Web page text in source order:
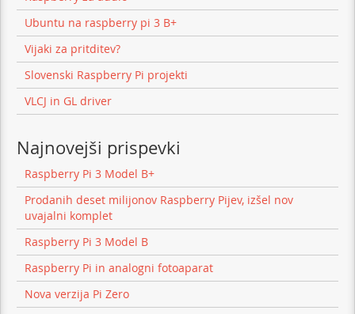
Ubuntu na raspberry pi 3 B+
Vijaki za pritditev?
Slovenski Raspberry Pi projekti
VLCJ in GL driver
Najnovejši prispevki
Raspberry Pi 3 Model B+
Prodanih deset milijonov Raspberry Pijev, izšel nov
uvajalni komplet
Raspberry Pi 3 Model B
Raspberry Pi in analogni fotoaparat
Nova verzija Pi Zero